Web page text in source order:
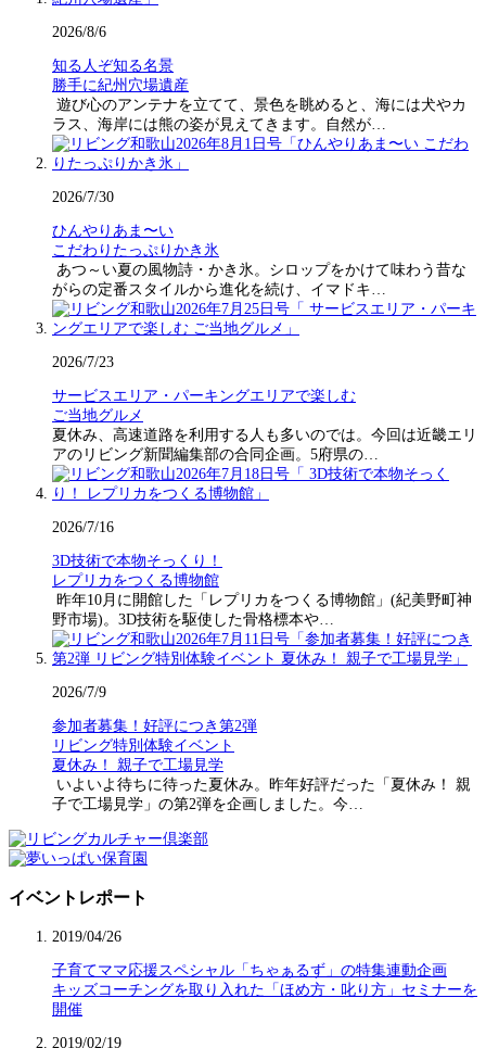
2026/8/6
知る人ぞ知る名景
勝手に紀州穴場遺産
遊び心のアンテナを立てて、景色を眺めると、海には犬やカ
ラス、海岸には熊の姿が見えてきます。自然が…
2026/7/30
ひんやりあま〜い
こだわりたっぷりかき氷
あつ～い夏の風物詩・かき氷。シロップをかけて味わう昔な
がらの定番スタイルから進化を続け、イマドキ…
2026/7/23
サービスエリア・パーキングエリアで楽しむ
ご当地グルメ
夏休み、高速道路を利用する人も多いのでは。今回は近畿エリ
アのリビング新聞編集部の合同企画。5府県の…
2026/7/16
3D技術で本物そっくり！
レプリカをつくる博物館
昨年10月に開館した「レプリカをつくる博物館」(紀美野町神
野市場)。3D技術を駆使した骨格標本や…
2026/7/9
参加者募集！好評につき第2弾
リビング特別体験イベント
夏休み！ 親子で工場見学
いよいよ待ちに待った夏休み。昨年好評だった「夏休み！ 親
子で工場見学」の第2弾を企画しました。今…
イベントレポート
2019/04/26
子育てママ応援スペシャル「ちゃぁるず」の特集連動企画
キッズコーチングを取り入れた「ほめ方・叱り方」セミナーを
開催
2019/02/19